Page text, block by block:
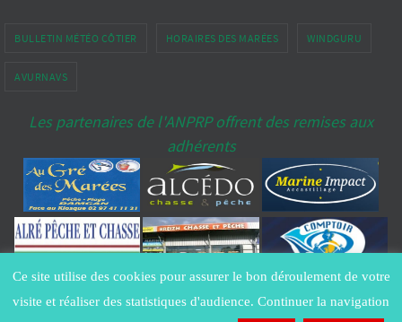
BULLETIN MÉTÉO CÔTIER HORAIRES DES MARÉES WINDGURU
AVURNAVS
Les partenaires de l'ANPRP offrent des remises aux
adhérents
Copyright ANPRP-port-penerf.fr® - All Rights Reserved -Contacter le
Webmestre
Ce site utilise des cookies pour assurer le bon déroulement de votre
visite et réaliser des statistiques d'audience. Continuer la navigation